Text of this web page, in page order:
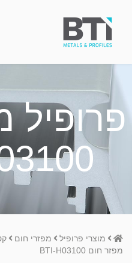
פרופיל
Homeמוצרי פרופיל מפזרי חום
מפזר חום BTI-H03100